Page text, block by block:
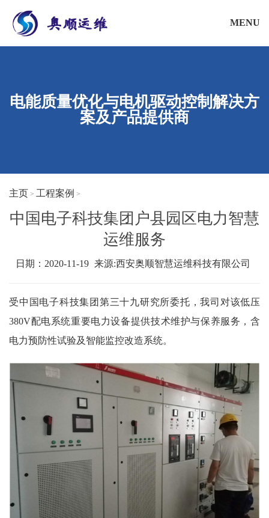
MENU
电能质量优化与电机驱动控制解决方
案及产品提供商
主页 > 工程案例 >
中国电子科技集团户县园区电力智慧
运维服务
日期：2020-11-19 来源:西安奥顺智慧运维科技有限公司
受中国电子科技集团第三十九研究所委托，我司对该低压
380V配电系统重要电力设备提供技术维护与保养服务，含
电力预防性试验及智能监控改造系统。